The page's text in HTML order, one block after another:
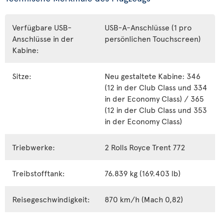
Verfügbare USB-
Anschlüsse in der
Kabine:
USB-A-Anschlüsse (1 pro
persönlichen Touchscreen)
Sitze:
Neu gestaltete Kabine: 346
(12 in der Club Class und 334
in der Economy Class) / 365
(12 in der Club Class und 353
in der Economy Class)
Triebwerke: 2 Rolls Royce Trent 772
Treibstofftank: 76.839 kg (169.403 lb)
Reisegeschwindigkeit: 870 km/h (Mach 0,82)